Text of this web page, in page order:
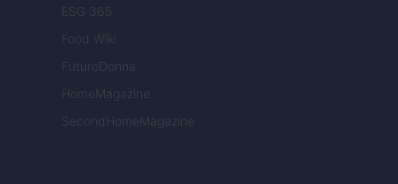
ESG 365
Food Wiki
FuturoDonna
HomeMagazine
SecondHomeMagazine